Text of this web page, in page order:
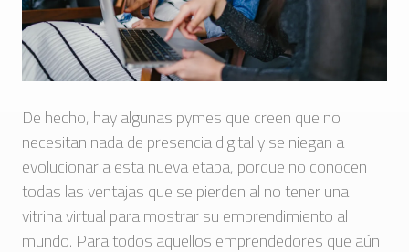
De hecho, hay algunas pymes que creen que no
necesitan nada de presencia digital y se niegan a
evolucionar a esta nueva etapa, porque no conocen
todas las ventajas que se pierden al no tener una
vitrina virtual para mostrar su emprendimiento al
mundo. Para todos aquellos emprendedores que aún